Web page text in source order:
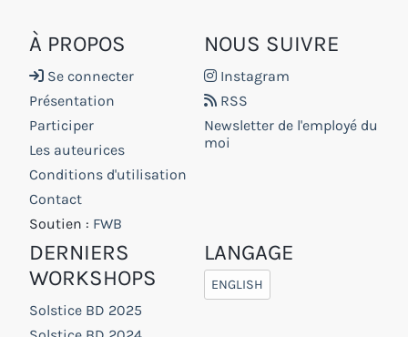
À PROPOS
Se connecter
Présentation
Participer
Les auteurices
Conditions d'utilisation
Contact
Soutien : FWB
NOUS SUIVRE
Instagram
RSS
Newsletter de l'employé du
moi
DERNIERS
WORKSHOPS
Solstice BD 2025
LANGAGE
ENGLISH